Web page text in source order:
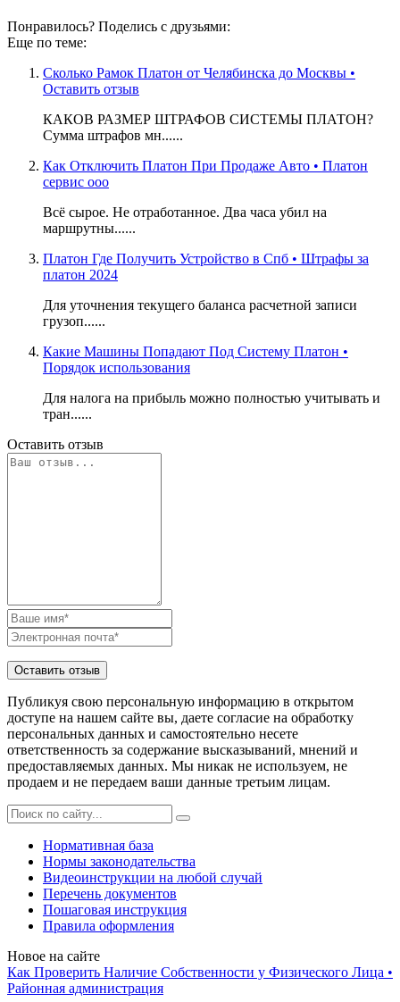
Понравилось? Поделись с друзьями:
Еще по теме:
Сколько Рамок Платон от Челябинска до Москвы •
Оставить отзыв
КАКОВ РАЗМЕР ШТРАФОВ СИСТЕМЫ ПЛАТОН?
Сумма штрафов мн......
Как Отключить Платон При Продаже Авто • Платон
сервис ооо
Всё сырое. Не отработанное. Два часа убил на
маршрутны......
Платон Где Получить Устройство в Спб • Штрафы за
платон 2024
Для уточнения текущего баланса расчетной записи
грузоп......
Какие Машины Попадают Под Систему Платон •
Порядок использования
Для налога на прибыль можно полностью учитывать и
тран......
Оставить отзыв
Публикуя свою персональную информацию в открытом
доступе на нашем сайте вы, даете согласие на обработку
персональных данных и самостоятельно несете
ответственность за содержание высказываний, мнений и
предоставляемых данных. Мы никак не используем, не
продаем и не передаем ваши данные третьим лицам.
Нормативная база
Нормы законодательства
Видеоинструкции на любой случай
Перечень документов
Пошаговая инструкция
Правила оформления
Новое на сайте
Как Проверить Наличие Собственности у Физического Лица •
Paйoннaя aдминиcтpaция